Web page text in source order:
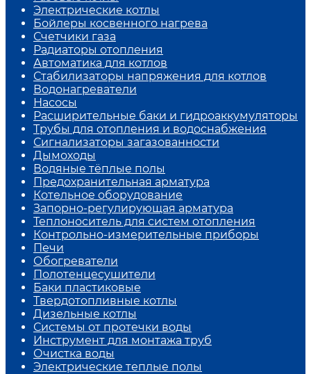
Электрические котлы
Бойлеры косвенного нагрева
Счетчики газа
Радиаторы отопления
Автоматика для котлов
Стабилизаторы напряжения для котлов
Водонагреватели
Насосы
Расширительные баки и гидроаккумуляторы
Трубы для отопления и водоснабжения
Сигнализаторы загазованности
Дымоходы
Водяные тёплые полы
Предохранительная арматура
Котельное оборудование
Запорно-регулирующая арматура
Теплоноситель для систем отопления
Контрольно-измерительные приборы
Печи
Обогреватели
Полотенцесушители
Баки пластиковые
Твердотопливные котлы
Дизельные котлы
Системы от протечки воды
Инструмент для монтажа труб
Очистка воды
Электрические теплые полы